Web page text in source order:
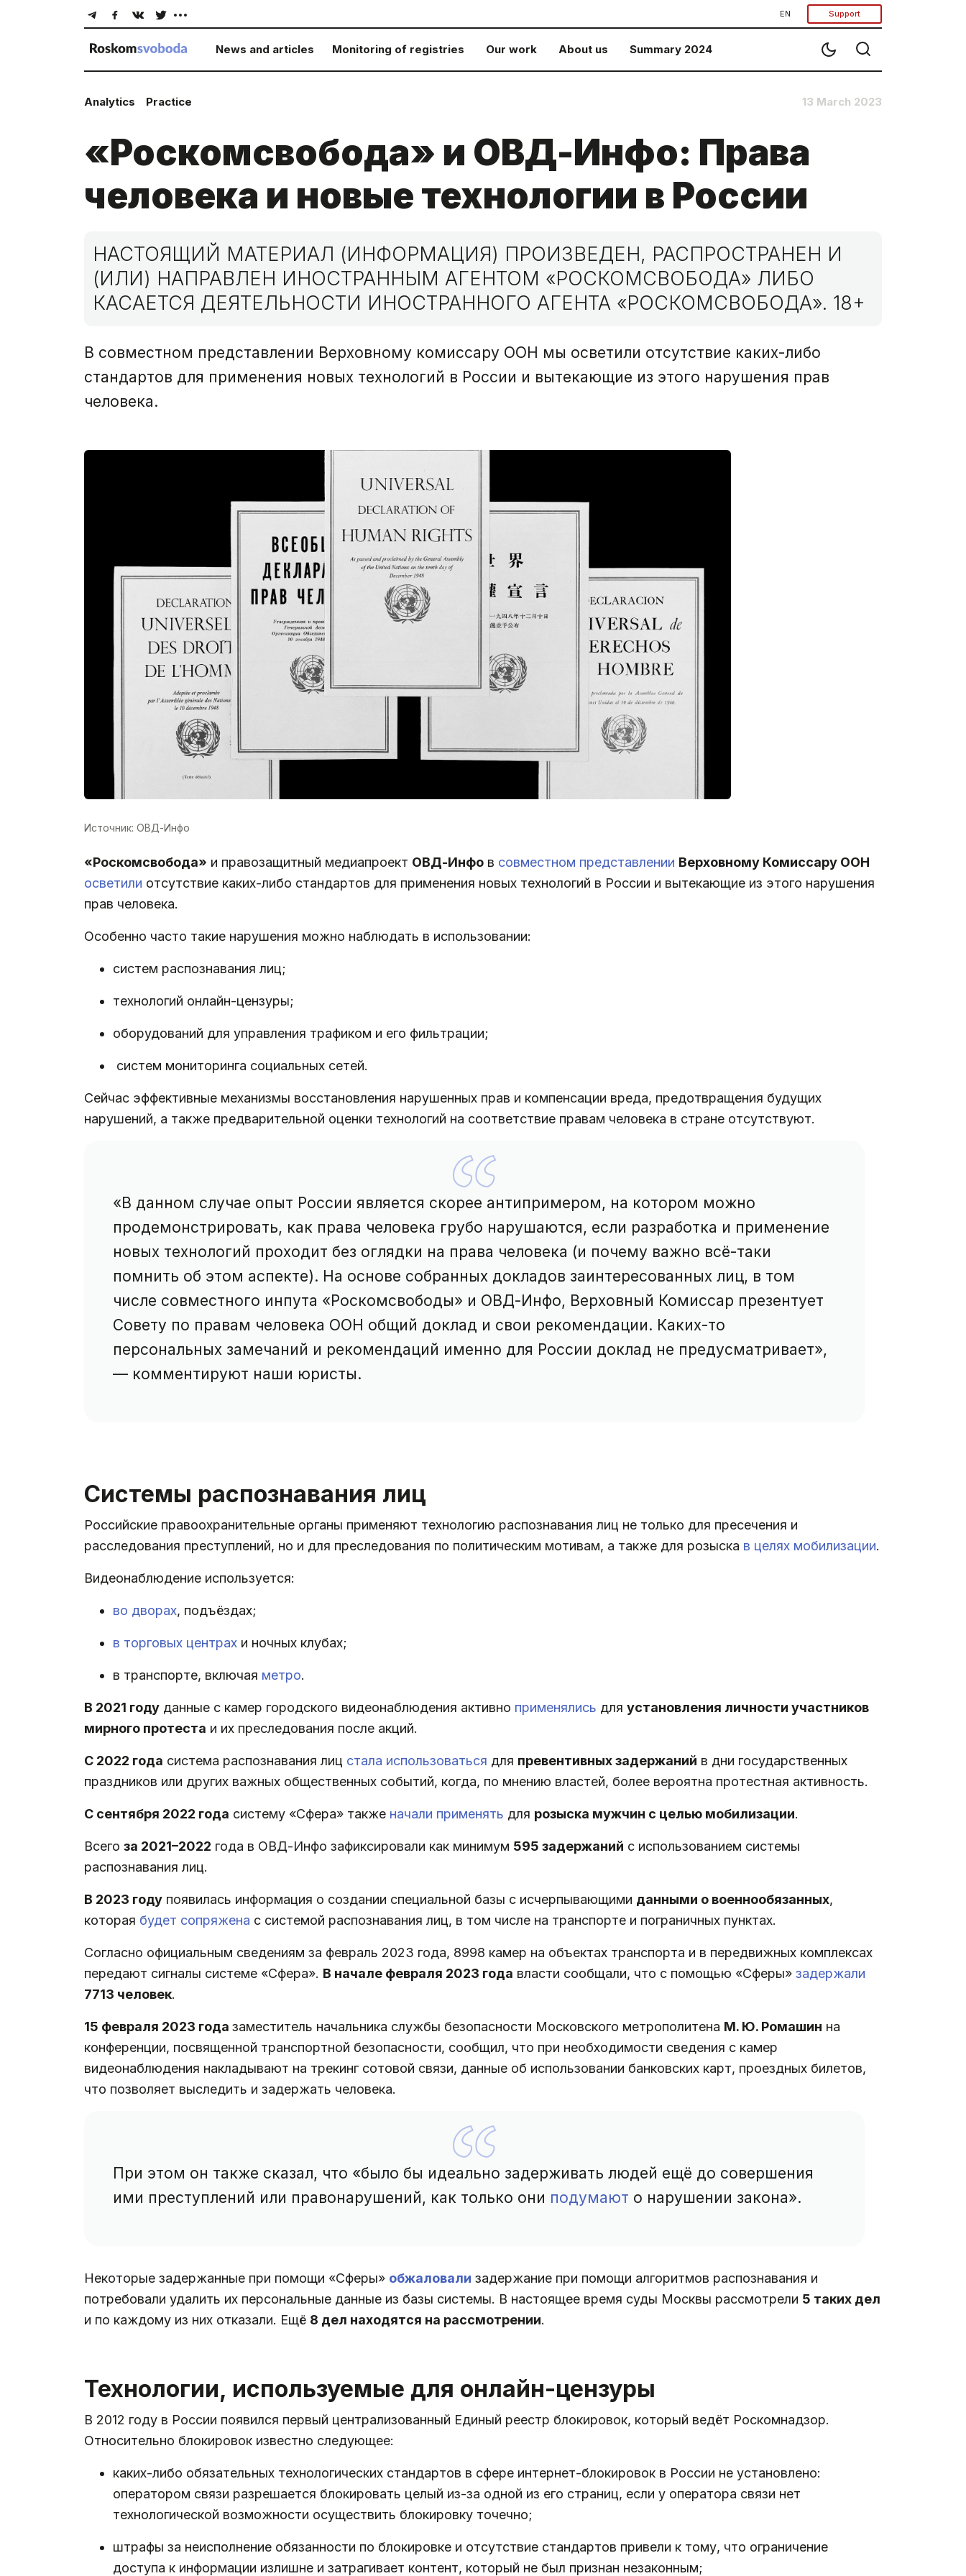
EN Support
News and articles Monitoring of registries Our work About us Summary 2024
Analytics Practice 13 March 2023
«Роскомсвобода» и ОВД-Инфо: Права
человека и новые технологии в России
НАСТОЯЩИЙ МАТЕРИАЛ (ИНФОРМАЦИЯ) ПРОИЗВЕДЕН, РАСПРОСТРАНЕН И
(ИЛИ) НАПРАВЛЕН ИНОСТРАННЫМ АГЕНТОМ «РОСКОМСВОБОДА» ЛИБО
КАСАЕТСЯ ДЕЯТЕЛЬНОСТИ ИНОСТРАННОГО АГЕНТА «РОСКОМСВОБОДА». 18+
В совместном представлении Верховному комиссару ООН мы осветили отсутствие каких-либо
стандартов для применения новых технологий в России и вытекающие из этого нарушения прав
человека.
Источник: ОВД-Инфо
«Роскомсвобода» и правозащитный медиапроект ОВД-Инфо в совместном представлении Верховному Комиссару ООН
осветили отсутствие каких-либо стандартов для применения новых технологий в России и вытекающие из этого нарушения
прав человека.
Особенно часто такие нарушения можно наблюдать в использовании:
систем распознавания лиц;
технологий онлайн-цензуры;
оборудований для управления трафиком и его фильтрации;
систем мониторинга социальных сетей.
Сейчас эффективные механизмы восстановления нарушенных прав и компенсации вреда, предотвращения будущих
нарушений, а также предварительной оценки технологий на соответствие правам человека в стране отсутствуют.
«В данном случае опыт России является скорее антипримером, на котором можно
продемонстрировать, как права человека грубо нарушаются, если разработка и применение
новых технологий проходит без оглядки на права человека (и почему важно всё-таки
помнить об этом аспекте). На основе собранных докладов заинтересованных лиц, в том
числе совместного инпута «Роскомсвободы» и ОВД-Инфо, Верховный Комиссар презентует
Совету по правам человека ООН общий доклад и свои рекомендации. Каких-то
персональных замечаний и рекомендаций именно для России доклад не предусматривает»,
— комментируют наши юристы.
Системы распознавания лиц
Российские правоохранительные органы применяют технологию распознавания лиц не только для пресечения и
расследования преступлений, но и для преследования по политическим мотивам, а также для розыска в целях мобилизации.
Видеонаблюдение используется:
во дворах, подъёздах;
в торговых центрах и ночных клубах;
в транспорте, включая метро.
В 2021 году данные с камер городского видеонаблюдения активно применялись для установления личности участников
мирного протеста и их преследования после акций.
С 2022 года система распознавания лиц стала использоваться для превентивных задержаний в дни государственных
праздников или других важных общественных событий, когда, по мнению властей, более вероятна протестная активность.
С сентября 2022 года систему «Сфера» также начали применять для розыска мужчин с целью мобилизации.
Всего за 2021–2022 года в ОВД-Инфо зафиксировали как минимум 595 задержаний с использованием системы
распознавания лиц.
В 2023 году появилась информация о создании специальной базы с исчерпывающими данными о военнообязанных,
которая будет сопряжена с системой распознавания лиц, в том числе на транспорте и пограничных пунктах.
Согласно официальным сведениям за февраль 2023 года, 8998 камер на объектах транспорта и в передвижных комплексах
передают сигналы системе «Сфера». В начале февраля 2023 года власти сообщали, что с помощью «Сферы» задержали
7713 человек.
15 февраля 2023 года заместитель начальника службы безопасности Московского метрополитена М. Ю. Ромашин на
конференции, посвященной транспортной безопасности, сообщил, что при необходимости сведения с камер
видеонаблюдения накладывают на трекинг сотовой связи, данные об использовании банковских карт, проездных билетов,
что позволяет выследить и задержать человека.
При этом он также сказал, что «было бы идеально задерживать людей ещё до совершения
ими преступлений или правонарушений, как только они подумают о нарушении закона».
Некоторые задержанные при помощи «Сферы» обжаловали задержание при помощи алгоритмов распознавания и
потребовали удалить их персональные данные из базы системы. В настоящее время суды Москвы рассмотрели 5 таких дел
и по каждому из них отказали. Ещё 8 дел находятся на рассмотрении.
Технологии, используемые для онлайн-цензуры
В 2012 году в России появился первый централизованный Единый реестр блокировок, который ведёт Роскомнадзор.
Относительно блокировок известно следующее:
каких-либо обязательных технологических стандартов в сфере интернет-блокировок в России не установлено:
оператором связи разрешается блокировать целый из-за одной из его страниц, если у оператора связи нет
технологической возможности осуществить блокировку точечно;
штрафы за неисполнение обязанности по блокировке и отсутствие стандартов привели к тому, что ограничение
доступа к информации излишне и затрагивает контент, который не был признан незаконным;